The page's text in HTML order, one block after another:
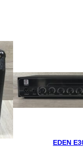
EDEN